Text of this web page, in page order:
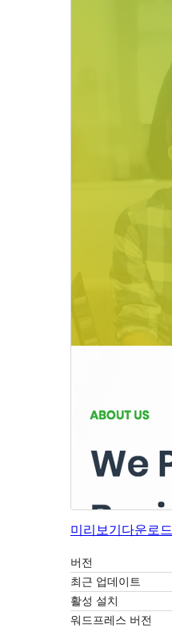
미리보기 다운로드
버전
최근 업데이트
활성 설치
워드프레스 버전